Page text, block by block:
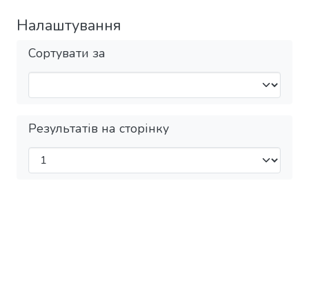
Налаштування
Сортувати за
Результатів на сторінку